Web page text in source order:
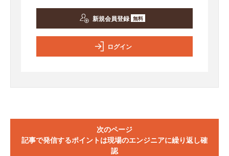
新規会員登録 無料
ログイン
次のページ
記事で発信するポイントは現場のエンジニアに繰り返し確
認